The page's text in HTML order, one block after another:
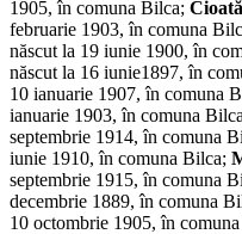
1905, în comuna Bilca;
februarie 1903, în comuna
născut la 19 iunie 1900, în
născut la 16 iunie1897, în
10 ianuarie 1907, în comuna
ianuarie 1903, în comuna
septembrie 1914, în comuna
iunie 1910, în comuna Bilca;
septembrie 1915, în comuna
decembrie 1889, în comuna
10 octombrie 1905, în